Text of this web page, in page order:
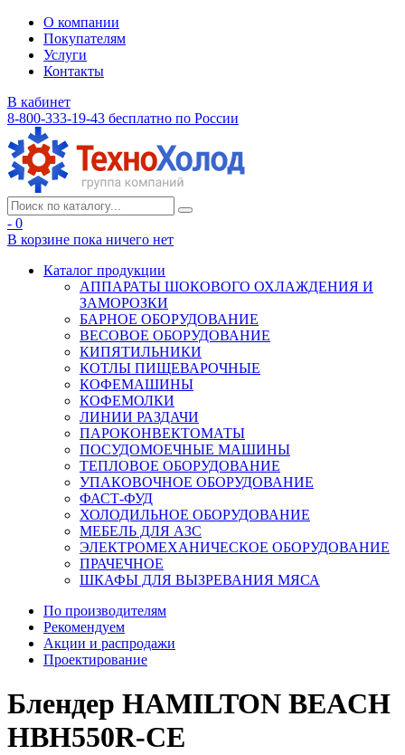
О компании
Покупателям
Услуги
Контакты
В кабинет
8-800-333-19-43 бесплатно по России
- 0
В корзине пока ничего нет
Каталог продукции
АППАРАТЫ ШОКОВОГО ОХЛАЖДЕНИЯ И
ЗАМОРОЗКИ
БАРНОЕ ОБОРУДОВАНИЕ
ВЕСОВОЕ ОБОРУДОВАНИЕ
КИПЯТИЛЬНИКИ
КОТЛЫ ПИЩЕВАРОЧНЫЕ
КОФЕМАШИНЫ
КОФЕМОЛКИ
ЛИНИИ РАЗДАЧИ
ПАРОКОНВЕКТОМАТЫ
ПОСУДОМОЕЧНЫЕ МАШИНЫ
ТЕПЛОВОЕ ОБОРУДОВАНИЕ
УПАКОВОЧНОЕ ОБОРУДОВАНИЕ
ФАСТ-ФУД
ХОЛОДИЛЬНОЕ ОБОРУДОВАНИЕ
МЕБЕЛЬ ДЛЯ АЗС
ЭЛЕКТРОМЕХАНИЧЕСКОЕ ОБОРУДОВАНИЕ
ПРАЧЕЧНОЕ
ШКАФЫ ДЛЯ ВЫЗРЕВАНИЯ МЯСА
По производителям
Рекомендуем
Акции и распродажи
Проектирование
Блендер HAMILTON BEACH
HBH550R-CE